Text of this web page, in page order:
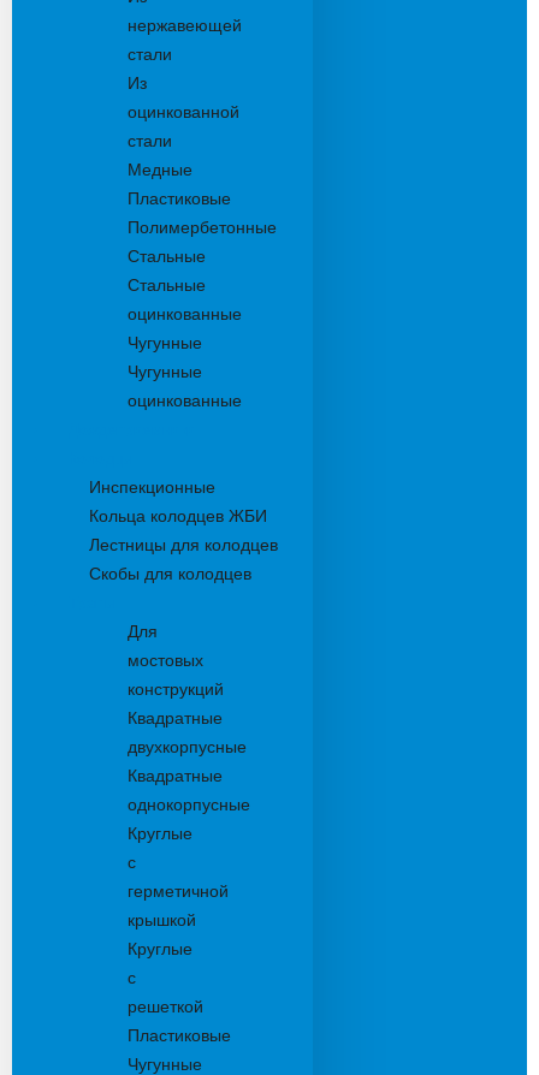
нержавеющей
стали
Из
оцинкованной
стали
Медные
Пластиковые
Полимербетонные
Стальные
Стальные
оцинкованные
Чугунные
Чугунные
оцинкованные
Инспекционные
Кольца колодцев ЖБИ
Лестницы для колодцев
Скобы для колодцев
Для
мостовых
конструкций
Квадратные
двухкорпусные
Квадратные
однокорпусные
Круглые
с
герметичной
крышкой
Круглые
с
решеткой
Пластиковые
Чугунные